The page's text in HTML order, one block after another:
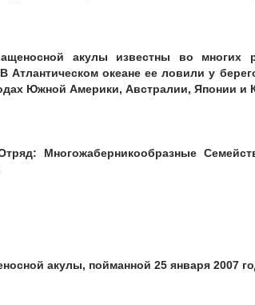
акулы известны во многих
Атлантическом океане ее ловили у
Южной Америки, Австралии, Японии и
Многожаберникообразные
акулы, пойманной 25 января 2007